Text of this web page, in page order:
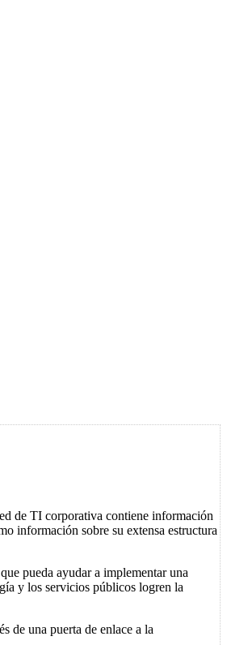
de TI corporativa contiene información
información sobre su extensa estructura
pueda ayudar a implementar una
y los servicios públicos logren la
de una puerta de enlace a la